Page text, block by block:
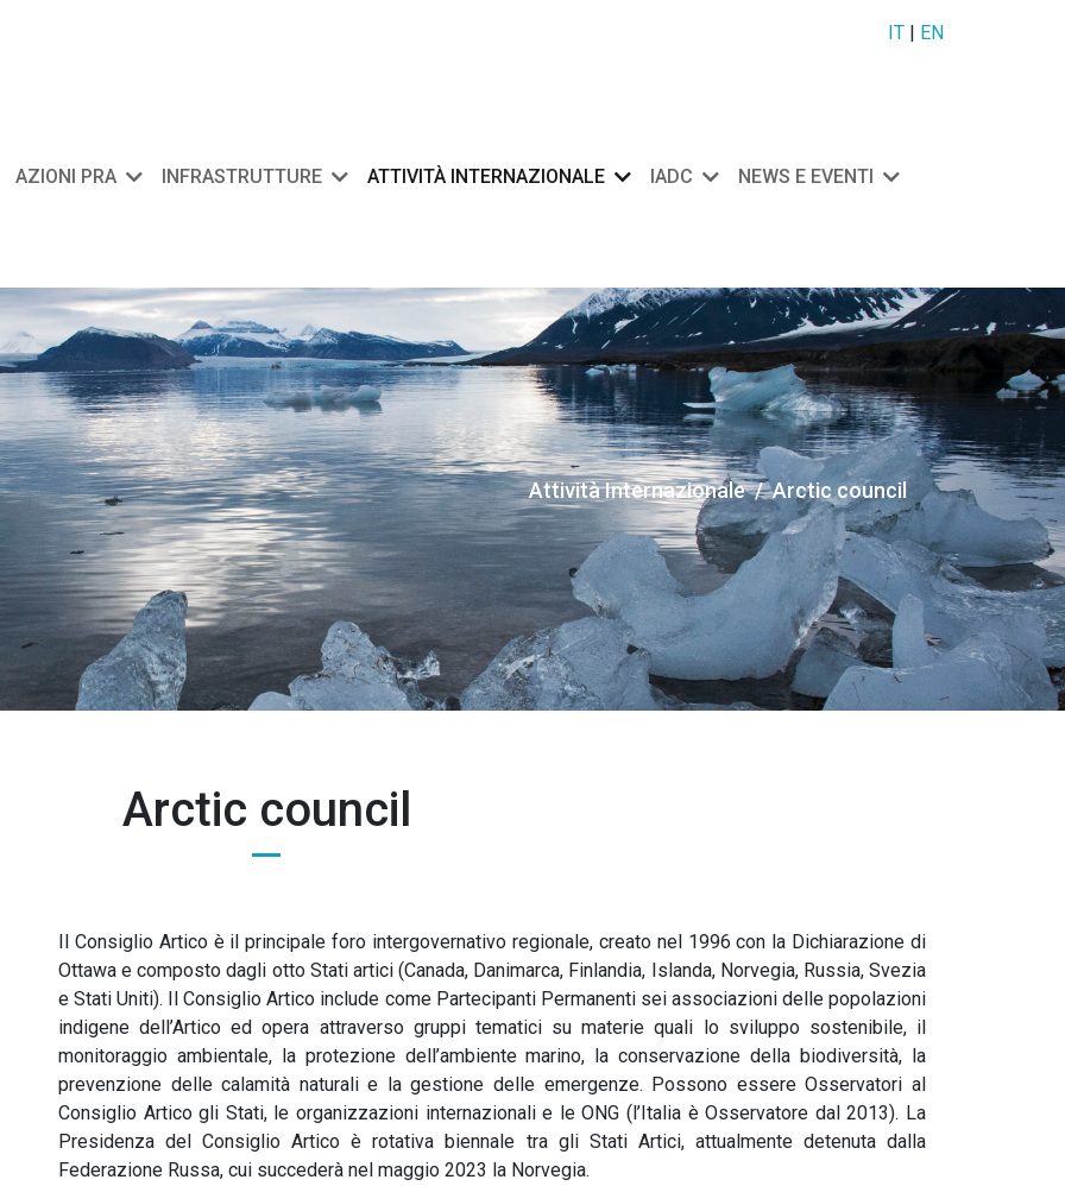
IT | EN
AZIONI PRA INFRASTRUTTURE ATTIVITÀ INTERNAZIONALE IADC NEWS E EVENTI
Attività Internazionale Arctic council
Arctic council
Il Consiglio Artico è il principale foro intergovernativo regionale, creato nel 1996 con la Dichiarazione di
Ottawa e composto dagli otto Stati artici (Canada, Danimarca, Finlandia, Islanda, Norvegia, Russia, Svezia
e Stati Uniti). Il Consiglio Artico include come Partecipanti Permanenti sei associazioni delle popolazioni
indigene dell’Artico ed opera attraverso gruppi tematici su materie quali lo sviluppo sostenibile, il
monitoraggio ambientale, la protezione dell’ambiente marino, la conservazione della biodiversità, la
prevenzione delle calamità naturali e la gestione delle emergenze. Possono essere Osservatori al
Consiglio Artico gli Stati, le organizzazioni internazionali e le ONG (l’Italia è Osservatore dal 2013). La
Presidenza del Consiglio Artico è rotativa biennale tra gli Stati Artici, attualmente detenuta dalla
Federazione Russa, cui succederà nel maggio 2023 la Norvegia.